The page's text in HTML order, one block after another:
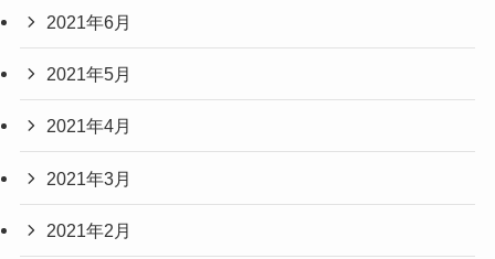
2021年6月
2021年5月
2021年4月
2021年3月
2021年2月